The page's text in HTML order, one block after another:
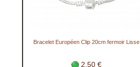
Bracelet Européen Clip 20cm fermoir Lisse
2.50 €